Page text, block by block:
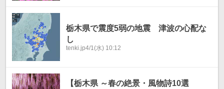
栃木県で震度5弱の地震 津波の心配な
し
tenki.jp4/1(水) 10:12
【栃木県 ～春の絶景・風物詩10選